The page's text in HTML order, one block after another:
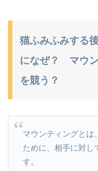
猫ふみふみする
になぜ？ マウ
を競う？
マウンティングとは
ために、相手に対し
す。